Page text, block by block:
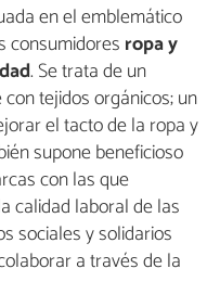
en el emblemático
consumidores ropa y
. Se trata de un
tejidos orgánicos; un
el tacto de la ropa y
supone beneficioso
con las que
calidad laboral de las
sociales y solidarios
a través de la